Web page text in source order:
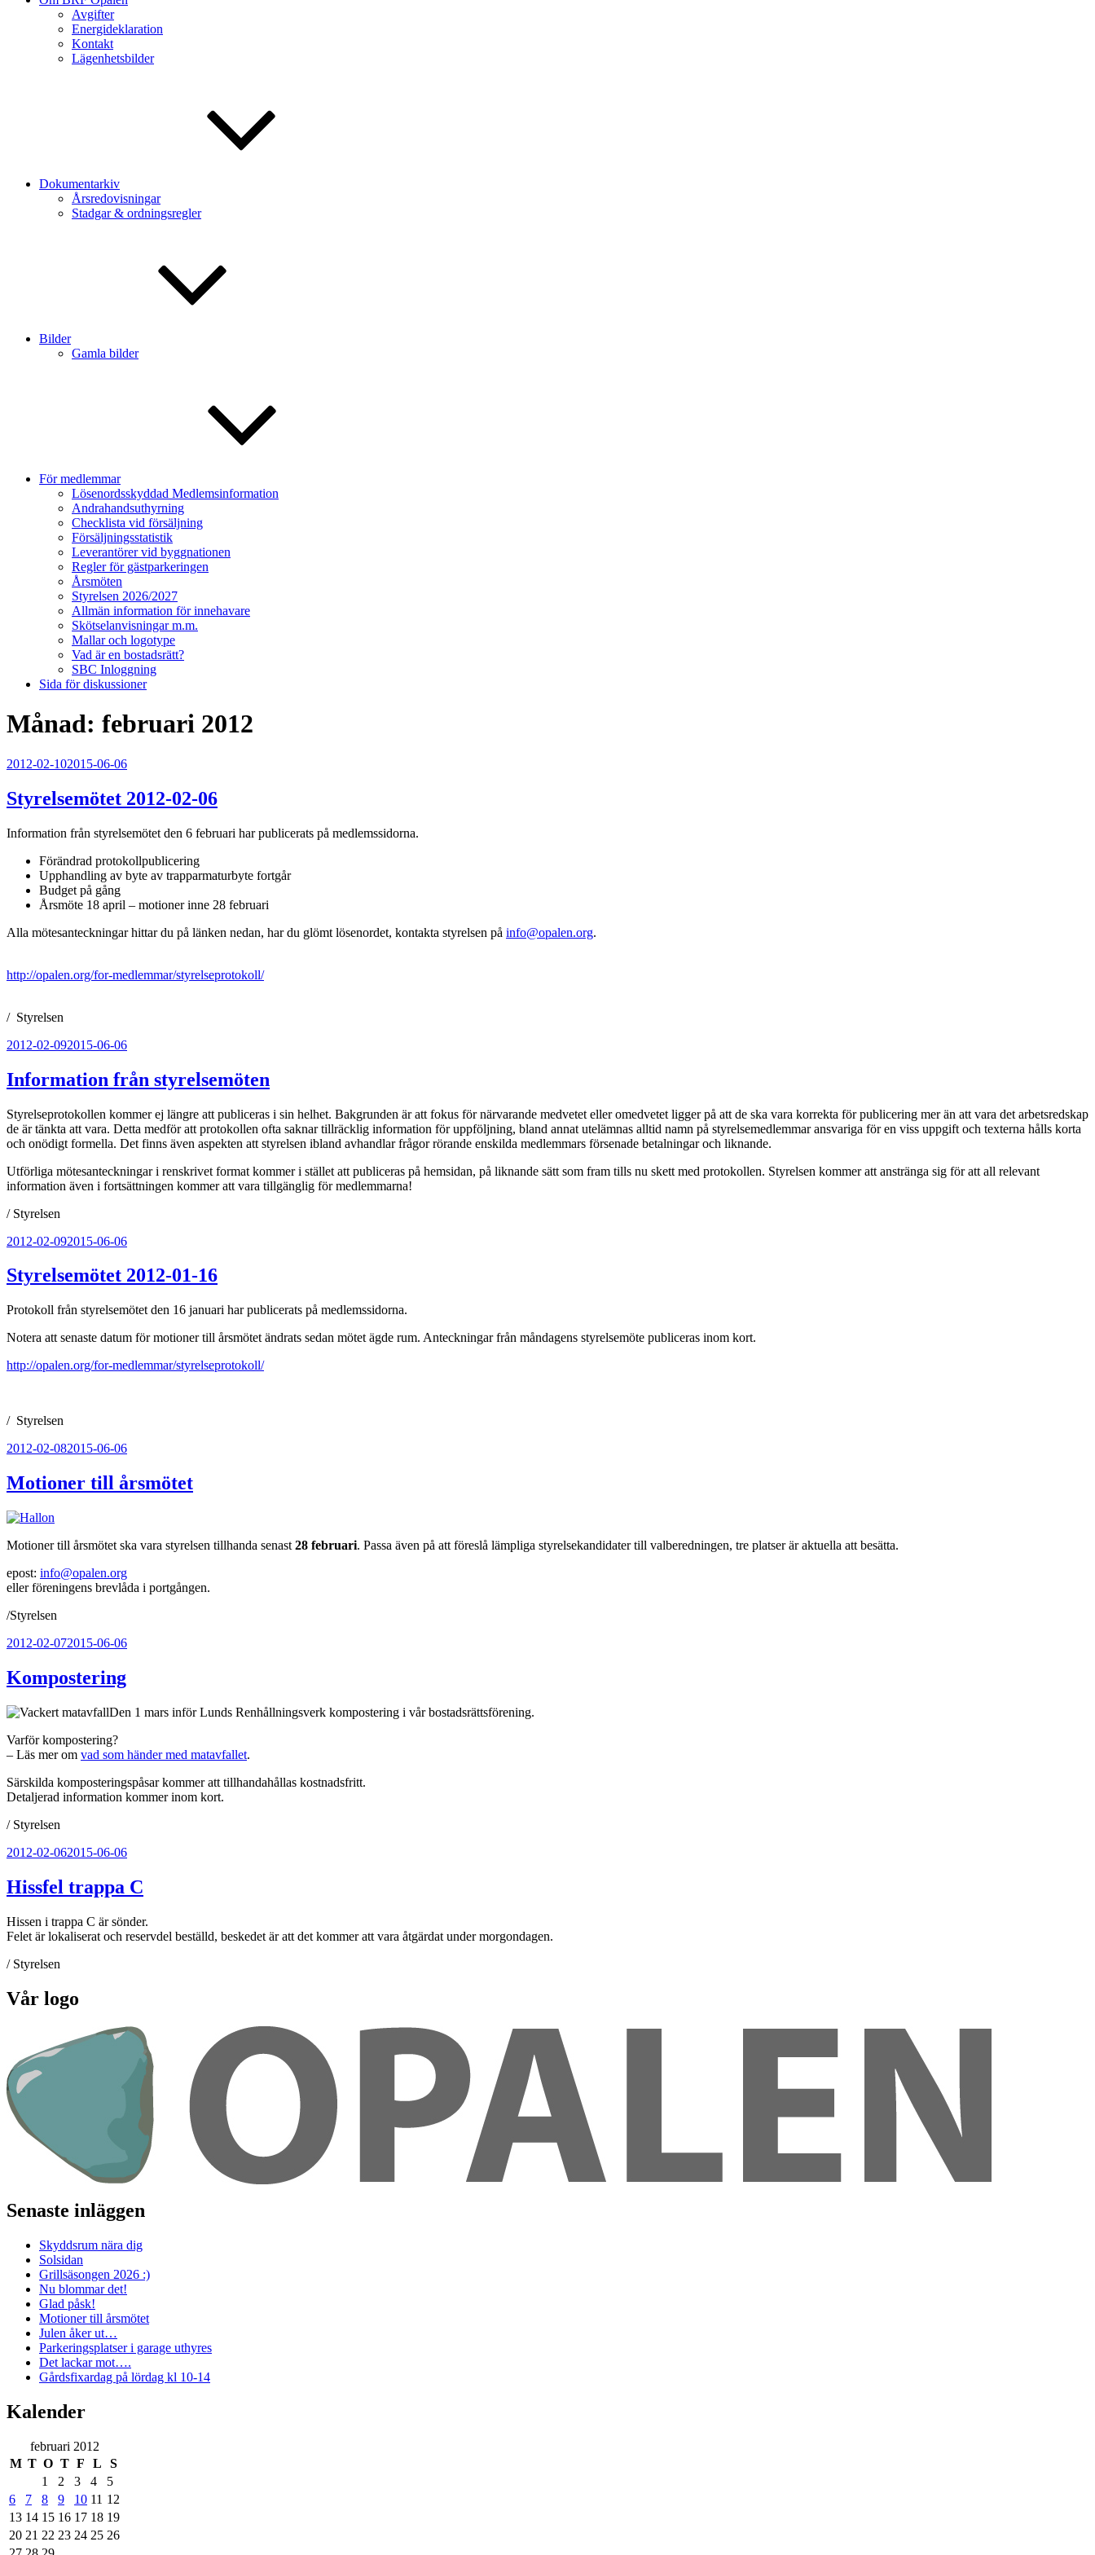
Avgifter
Energideklaration
Kontakt
Lägenhetsbilder
Dokumentarkiv
Årsredovisningar
Stadgar & ordningsregler
Bilder
Gamla bilder
För medlemmar
Lösenordsskyddad Medlemsinformation
Andrahandsuthyrning
Checklista vid försäljning
Försäljningsstatistik
Leverantörer vid byggnationen
Regler för gästparkeringen
Årsmöten
Styrelsen 2026/2027
Allmän information för innehavare
Skötselanvisningar m.m.
Mallar och logotype
Vad är en bostadsrätt?
SBC Inloggning
Sida för diskussioner
Månad: februari 2012
Publicerat
2012-02-102015-06-06
Styrelsemötet 2012-02-06
Information från styrelsemötet den 6 februari har publicerats på medlemssidorna.
Förändrad protokollpublicering
Upphandling av byte av trapparmaturbyte fortgår
Budget på gång
Årsmöte 18 april – motioner inne 28 februari
Alla mötesanteckningar hittar du på länken nedan, har du glömt lösenordet, kontakta styrelsen på info@opalen.org.
http://opalen.org/for-medlemmar/styrelseprotokoll/
/ Styrelsen
Publicerat
2012-02-092015-06-06
Information från styrelsemöten
Styrelseprotokollen kommer ej längre att publiceras i sin helhet. Bakgrunden är att fokus för närvarande medvetet eller omedvetet ligger på att de ska vara korrekta för publicering mer än att vara det arbetsredskap
de är tänkta att vara. Detta medför att protokollen ofta saknar tillräcklig information för uppföljning, bland annat utelämnas alltid namn på styrelsemedlemmar ansvariga för en viss uppgift och texterna hålls korta
och onödigt formella. Det finns även aspekten att styrelsen ibland avhandlar frågor rörande enskilda medlemmars försenade betalningar och liknande.
Utförliga mötesanteckningar i renskrivet format kommer i stället att publiceras på hemsidan, på liknande sätt som fram tills nu skett med protokollen. Styrelsen kommer att anstränga sig för att all relevant
information även i fortsättningen kommer att vara tillgänglig för medlemmarna!
/ Styrelsen
Publicerat
2012-02-092015-06-06
Styrelsemötet 2012-01-16
Protokoll från styrelsemötet den 16 januari har publicerats på medlemssidorna.
Notera att senaste datum för motioner till årsmötet ändrats sedan mötet ägde rum. Anteckningar från måndagens styrelsemöte publiceras inom kort.
http://opalen.org/for-medlemmar/styrelseprotokoll/
/ Styrelsen
Publicerat
2012-02-082015-06-06
Motioner till årsmötet
Motioner till årsmötet ska vara styrelsen tillhanda senast 28 februari. Passa även på att föreslå lämpliga styrelsekandidater till valberedningen, tre platser är aktuella att besätta.
epost: info@opalen.org
eller föreningens brevlåda i portgången.
/Styrelsen
Publicerat
2012-02-072015-06-06
Kompostering
Den 1 mars inför Lunds Renhållningsverk kompostering i vår bostadsrättsförening.
Varför kompostering?
– Läs mer om vad som händer med matavfallet.
Särskilda komposteringspåsar kommer att tillhandahållas kostnadsfritt.
Detaljerad information kommer inom kort.
/ Styrelsen
Publicerat
2012-02-062015-06-06
Hissfel trappa C
Hissen i trappa C är sönder.
Felet är lokaliserat och reservdel beställd, beskedet är att det kommer att vara åtgärdat under morgondagen.
/ Styrelsen
Vår logo
Senaste inläggen
Skyddsrum nära dig
Solsidan
Grillsäsongen 2026 :)
Nu blommar det!
Glad påsk!
Motioner till årsmötet
Julen åker ut…
Parkeringsplatser i garage uthyres
Det lackar mot….
Gårdsfixardag på lördag kl 10-14
Kalender
februari 2012
M T O T F L
S
1
2 3 4
5
6
7 8 9 10 11 12
13 14 15 16 17 18 19
20 21 22 23 24 25 26